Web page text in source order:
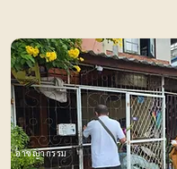
อาชญากรรม